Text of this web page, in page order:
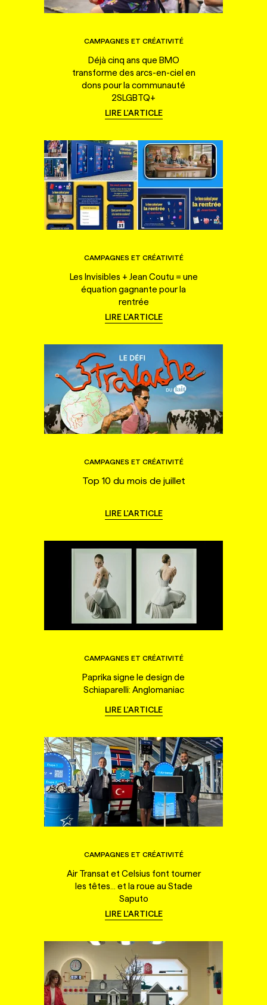
CAMPAGNES ET CRÉATIVITÉ
Déjà cinq ans que BMO
transforme des arcs-en-ciel en
dons pour la communauté
2SLGBTQ+
LIRE L'ARTICLE
CAMPAGNES ET CRÉATIVITÉ
Les Invisibles + Jean Coutu = une
équation gagnante pour la
rentrée
LIRE L'ARTICLE
CAMPAGNES ET CRÉATIVITÉ
Top 10 du mois de juillet
LIRE L'ARTICLE
CAMPAGNES ET CRÉATIVITÉ
Paprika signe le design de
Schiaparelli: Anglomaniac
LIRE L'ARTICLE
CAMPAGNES ET CRÉATIVITÉ
Air Transat et Celsius font tourner
les têtes... et la roue au Stade
Saputo
LIRE L'ARTICLE